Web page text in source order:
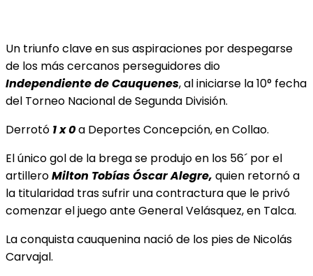
Un triunfo clave en sus aspiraciones por despegarse
de los más cercanos perseguidores dio
Independiente de Cauquenes, al iniciarse la 10° fecha
del Torneo Nacional de Segunda División.
Derrotó 1 x 0a Deportes Concepción, en Collao.
El único gol de la brega se produjo en los 56´ por el
artilleroMilton Tobías Óscar Alegre, quien retornó a
la titularidad tras sufrir una contractura que le privó
comenzar el juego ante General Velásquez, en Talca.
La conquista cauquenina nació de los pies de Nicolás
Carvajal.